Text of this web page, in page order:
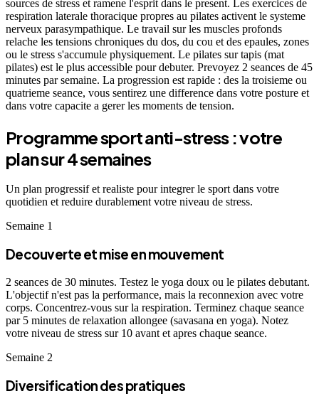
sources de stress et ramene l'esprit dans le present. Les exercices de
respiration laterale thoracique propres au pilates activent le systeme
nerveux parasympathique. Le travail sur les muscles profonds
relache les tensions chroniques du dos, du cou et des epaules, zones
ou le stress s'accumule physiquement. Le pilates sur tapis (mat
pilates) est le plus accessible pour debuter. Prevoyez 2 seances de 45
minutes par semaine. La progression est rapide : des la troisieme ou
quatrieme seance, vous sentirez une difference dans votre posture et
dans votre capacite a gerer les moments de tension.
Programme sport anti-stress : votre
plan sur 4 semaines
Un plan progressif et realiste pour integrer le sport dans votre
quotidien et reduire durablement votre niveau de stress.
Semaine 1
Decouverte et mise en mouvement
2 seances de 30 minutes. Testez le yoga doux ou le pilates debutant.
L'objectif n'est pas la performance, mais la reconnexion avec votre
corps. Concentrez-vous sur la respiration. Terminez chaque seance
par 5 minutes de relaxation allongee (savasana en yoga). Notez
votre niveau de stress sur 10 avant et apres chaque seance.
Semaine 2
Diversification des pratiques